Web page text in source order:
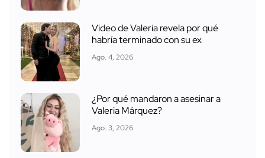
Video de Valeria revela por qué
habría terminado con su ex
Ago. 4, 2026
¿Por qué mandaron a asesinar a
Valeria Márquez?
Ago. 3, 2026